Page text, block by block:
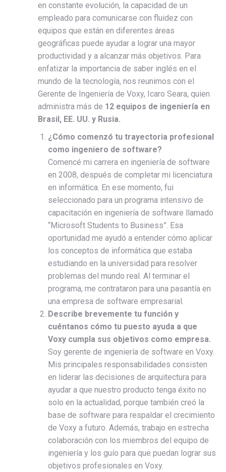
en constante evolución, la capacidad de un
empleado para comunicarse con fluidez con
equipos que están en diferentes áreas
geográficas puede ayudar a lograr una mayor
productividad y a alcanzar más objetivos. Para
enfatizar la importancia de saber inglés en el
mundo de la tecnología, nos reunimos con el
Gerente de Ingeniería de Voxy, Icaro Seara, quien
administra más de 12 equipos de ingeniería en
Brasil, EE. UU. y Rusia.
¿Cómo comenzó tu trayectoria profesional
como ingeniero de software?
Comencé mi carrera en ingeniería de software
en 2008, después de completar mi licenciatura
en informática. En ese momento, fui
seleccionado para un programa intensivo de
capacitación en ingeniería de software llamado
“Microsoft Students to Business”. Esa
oportunidad me ayudó a entender cómo aplicar
los conceptos de informática que estaba
estudiando en la universidad para resolver
problemas del mundo real. Al terminar el
programa, me contrataron para una pasantía en
una empresa de software empresarial.
Describe brevemente tu función y
cuéntanos cómo tu puesto ayuda a que
Voxy cumpla sus objetivos como empresa.
Soy gerente de ingeniería de software en Voxy.
Mis principales responsabilidades consisten
en liderar las decisiones de arquitectura para
ayudar a que nuestro producto tenga éxito no
solo en la actualidad, porque también creó la
base de software para respaldar el crecimiento
de Voxy a futuro. Además, trabajo en estrecha
colaboración con los miembros del equipo de
ingeniería y los guío para que puedan lograr sus
objetivos profesionales en Voxy.